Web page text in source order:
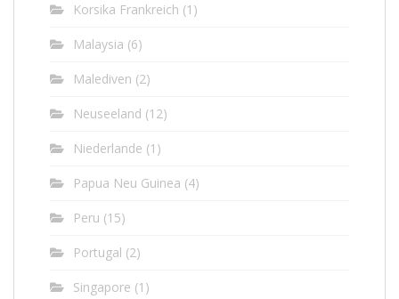
Korsika Frankreich (1)
Malaysia (6)
Malediven (2)
Neuseeland (12)
Niederlande (1)
Papua Neu Guinea (4)
Peru (15)
Portugal (2)
Singapore (1)